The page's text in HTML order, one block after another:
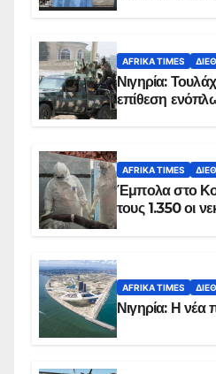
AFRIKA TIMES
Νιγηρία:
επίθεση
AFRIKA TIMES
Έμπολα στο
τους 1.350 οι
AFRIKA TIMES
Νιγηρία: Η νέα